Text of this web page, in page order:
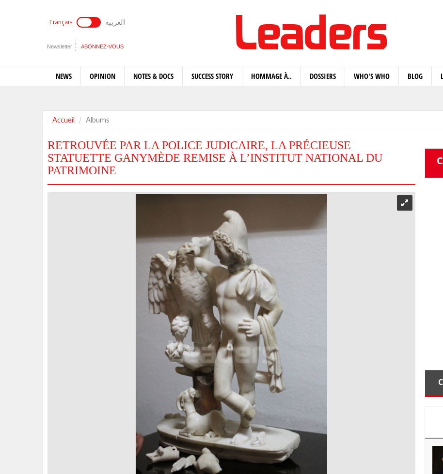
Français العربية
Newsletter ABONNEZ-VOUS
NEWS OPINION NOTES & DOCS SUCCESS STORY HOMMAGE À.. DOSSIERS WHO'S WHO BLOG
Accueil Albums
RETROUVÉE PAR LA POLICE JUDICAIRE, LA PRÉCIEUSE
STATUETTE GANYMÈDE REMISE À L’INSTITUT NATIONAL DU
PATRIMOINE